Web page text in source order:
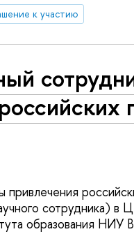
к участию
сотрудника) в
образования